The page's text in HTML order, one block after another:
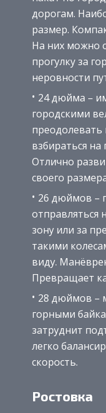
дорогам.
размер.
На них можно
прогулку за
неровности
24 дюйма –
городскими
взбираться на
Отлично
своего
26 дюймов –
отправляться
зону или за
такими
виду.
Превращает
28 дюймов –
горными
затруднит
легко
скорость.
Ростовка